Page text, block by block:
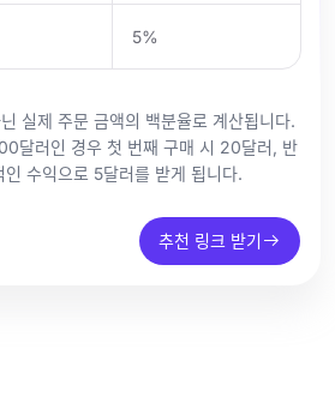
5%
실제 주문 금액의 백분율로 계산됩니다.
달러인 경우 첫 번째 구매 시 20달러, 반
수익으로 5달러를 받게 됩니다.
추천 링크 받기